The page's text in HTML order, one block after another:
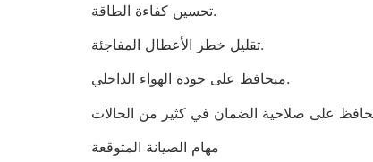
تحسين كفاءة الطاقة.
تقليل خطر الأعطال المفاجئة.
ميحافظ على جودة الهواء الداخلي.
مهام الصيانة المتوقعة